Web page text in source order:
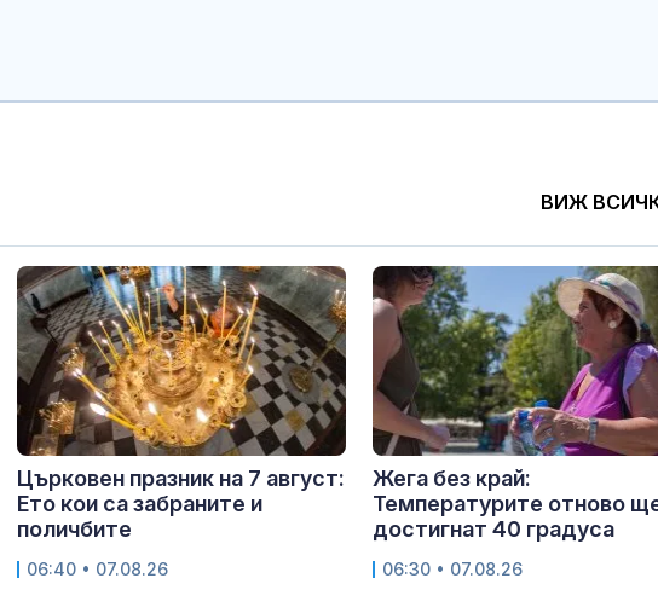
ВИЖ
Църковен празник на 7 август:
Ето кои са забраните и
поличбите
06:40 • 07.08.26
Жега без край:
Температурите отново
достигнат 40 градуса
06:30 • 07.08.26